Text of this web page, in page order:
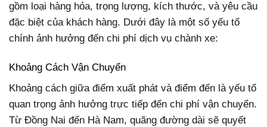
gồm loại hàng hóa, trọng lượng, kích thước, và yêu cầu
đặc biệt của khách hàng. Dưới đây là một số yếu tố
chính ảnh hưởng đến chi phí dịch vụ chành xe:
Khoảng Cách Vận Chuyển
Khoảng cách giữa điểm xuất phát và điểm đến là yếu tố
quan trọng ảnh hưởng trực tiếp đến chi phí vận chuyển.
Từ Đồng Nai đến Hà Nam, quãng đường dài sẽ quyết